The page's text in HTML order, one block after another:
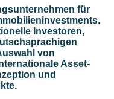
für
Investoren,
von
Asset-
und